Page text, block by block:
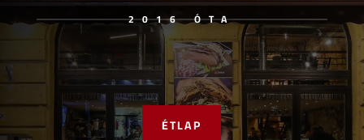
2016 ÓTA
ÉTLAP